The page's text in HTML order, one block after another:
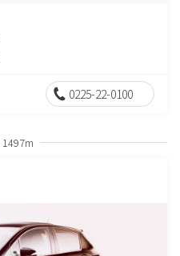
0225-22-0100
1497m